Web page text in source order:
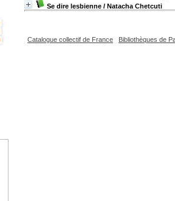
Se dire lesbienne / Natacha Chetcuti
Catalogue collectif de France Bibliothèques de